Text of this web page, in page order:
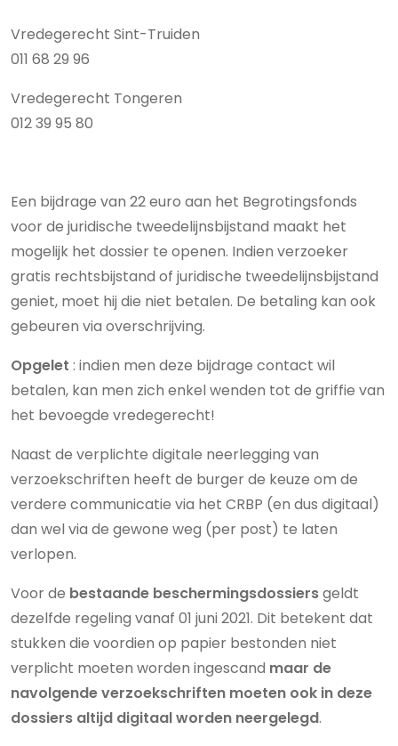
Vredegerecht Sint-Truiden
011 68 29 96
Vredegerecht Tongeren
012 39 95 80
Een bijdrage van 22 euro aan het Begrotingsfonds
voor de juridische tweedelijnsbijstand maakt het
mogelijk het dossier te openen. Indien verzoeker
gratis rechtsbijstand of juridische tweedelijnsbijstand
geniet, moet hij die niet betalen. De betaling kan ook
gebeuren via overschrijving.
Opgelet : indien men deze bijdrage contact wil
betalen, kan men zich enkel wenden tot de griffie van
het bevoegde vredegerecht!
Naast de verplichte digitale neerlegging van
verzoekschriften heeft de burger de keuze om de
verdere communicatie via het CRBP (en dus digitaal)
dan wel via de gewone weg (per post) te laten
verlopen.
Voor de bestaande beschermingsdossiersgeldt
dezelfde regeling vanaf 01 juni 2021. Dit betekent dat
stukken die voordien op papier bestonden niet
verplicht moeten worden ingescand maar de
navolgende verzoekschriften moeten ook in deze
dossiers altijd digitaal worden neergelegd.